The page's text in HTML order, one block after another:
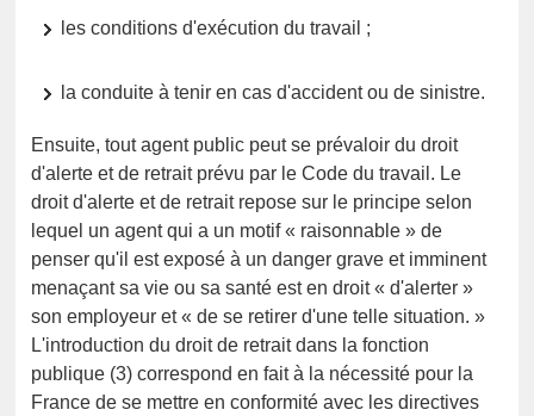
les conditions d'exécution du travail ;
la conduite à tenir en cas d'accident ou de sinistre.
Ensuite, tout agent public peut se prévaloir du droit
d'alerte et de retrait prévu par le Code du travail. Le
droit d'alerte et de retrait repose sur le principe selon
lequel un agent qui a un motif « raisonnable » de
penser qu'il est exposé à un danger grave et imminent
menaçant sa vie ou sa santé est en droit « d'alerter »
son employeur et « de se retirer d'une telle situation. »
L'introduction du droit de retrait dans la fonction
publique (3) correspond en fait à la nécessité pour la
France de se mettre en conformité avec les directives